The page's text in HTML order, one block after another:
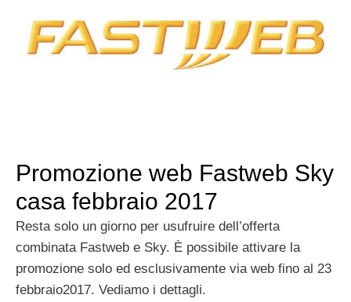
Promozione web Fastweb Sky
casa febbraio 2017
Resta solo un giorno per usufruire dell’offerta
combinata Fastweb e Sky. È possibile attivare la
promozione solo ed esclusivamente via web fino al 23
febbraio2017. Vediamo i dettagli.